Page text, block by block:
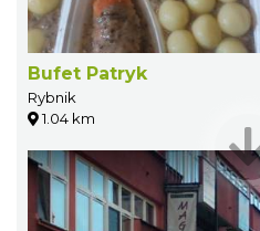
Bufet Patryk
Rybnik
1.04 km